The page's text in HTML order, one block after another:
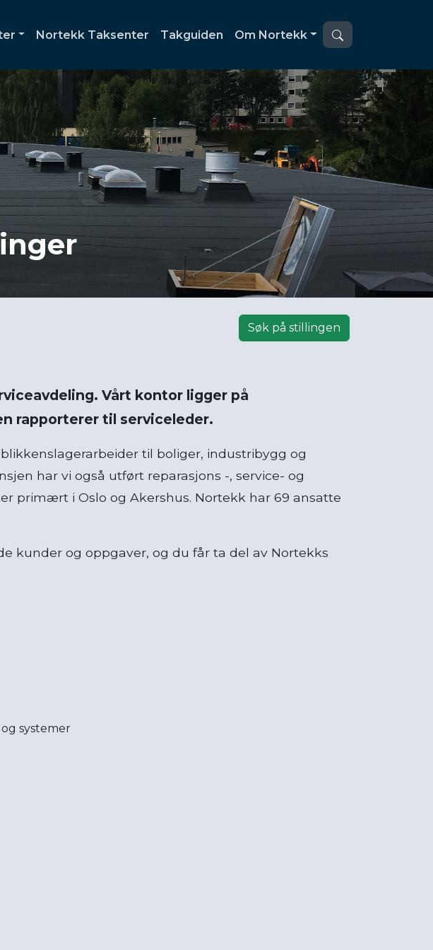
Nortekk Taksenter Takguiden Om Nortekk
Søk på stillingen
Vårt kontor ligger på
rapporterer til serviceleder.
til boliger, industribygg og
har vi også utført reparasjons -, service- og
primært i Oslo og Akershus. Nortekk har 69 ansatte
kunder og oppgaver, og du får ta del av Nortekks
systemer